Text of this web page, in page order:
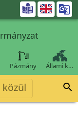

Pázmány Állami k…
